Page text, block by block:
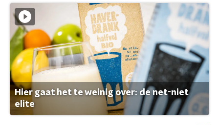
Hier gaat het te weinig over: de net-niet
elite